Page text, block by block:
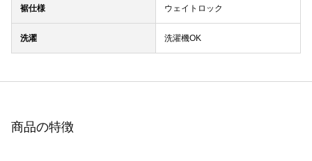
裾仕様 ウェイトロック
洗濯 洗濯機OK
商品の特徴